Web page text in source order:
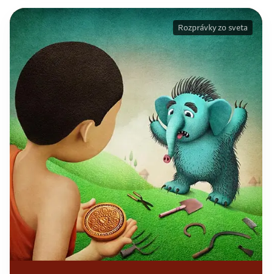
Rozprávky zo sveta